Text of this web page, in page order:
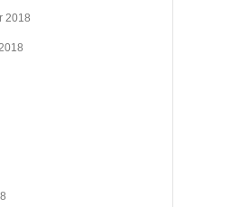
2018